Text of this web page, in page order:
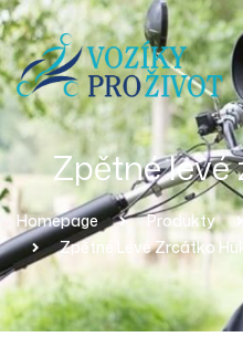
Zpětné
Homepage Produkty
Zpětné Levé Zrcátko